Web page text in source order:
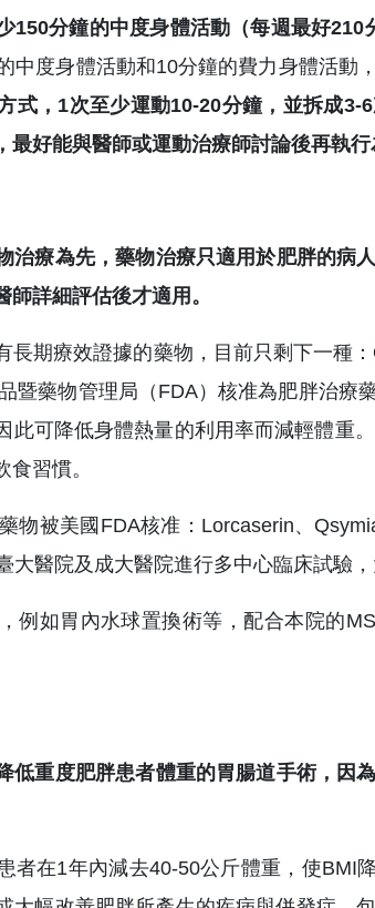
150分鐘的中度身體活動（每週最好210
中度身體活動和10分鐘的費力身體活動
式，1次至少運動10-20分鐘，並拆成
好能與醫師或運動治療師討論後再執行
治療為先，藥物治療只適用於肥胖的病
詳細評估後才適用。
長期療效證據的藥物，目前只剩下一種
暨藥物管理局（FDA）核准為肥胖治療
此可降低身體熱量的利用率而減輕體重
習慣。
物被美國FDA核准：Lorcaserin、
大醫院及成大醫院進行多中心臨床試驗，
例如胃內水球置換術等，配合本院的
低重度肥胖患者體重的胃腸道手術，因
者在1年內減去40-50公斤體重，使BMI